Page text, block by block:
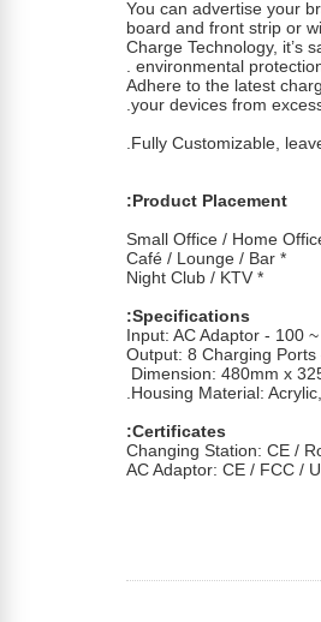
You can advertise your
board and front strip or
Charge Technology, it’s
environmental protection
Adhere to the latest
your devices from
Fully Customizable,
Product Placement:
* Café / Lounge / Bar
* Night Club / KTV
Specifications:
Certificates: